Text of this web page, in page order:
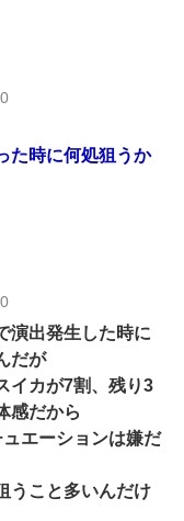
た時に何処狙うか
演出発生した時に
だが
イカが7割、残り3
感だから
エーションは嫌だ
うこと多いんだけ